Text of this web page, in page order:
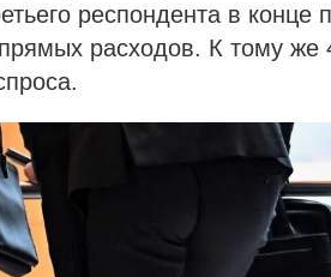
респондента в конце
расходов. К тому же